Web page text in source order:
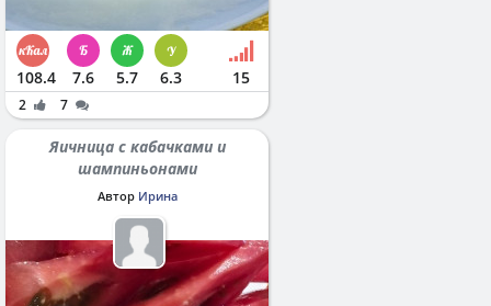
108.4 7.6 5.7 6.3 15
2 7
Яичница с кабачками и
шампиньонами
Автор Ирина